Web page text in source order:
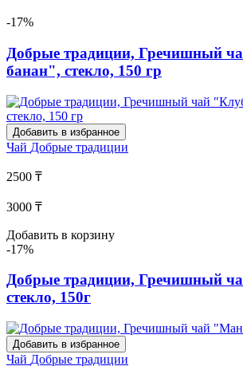
-17%
Добрые традиции, Гречишный
банан", стекло, 150 гр
Добавить в избранное
Чай Добрые традиции
2500 ₸
3000 ₸
Добавить в корзину
-17%
Добрые традиции, Гречишный
стекло, 150г
Добавить в избранное
Чай Добрые традиции